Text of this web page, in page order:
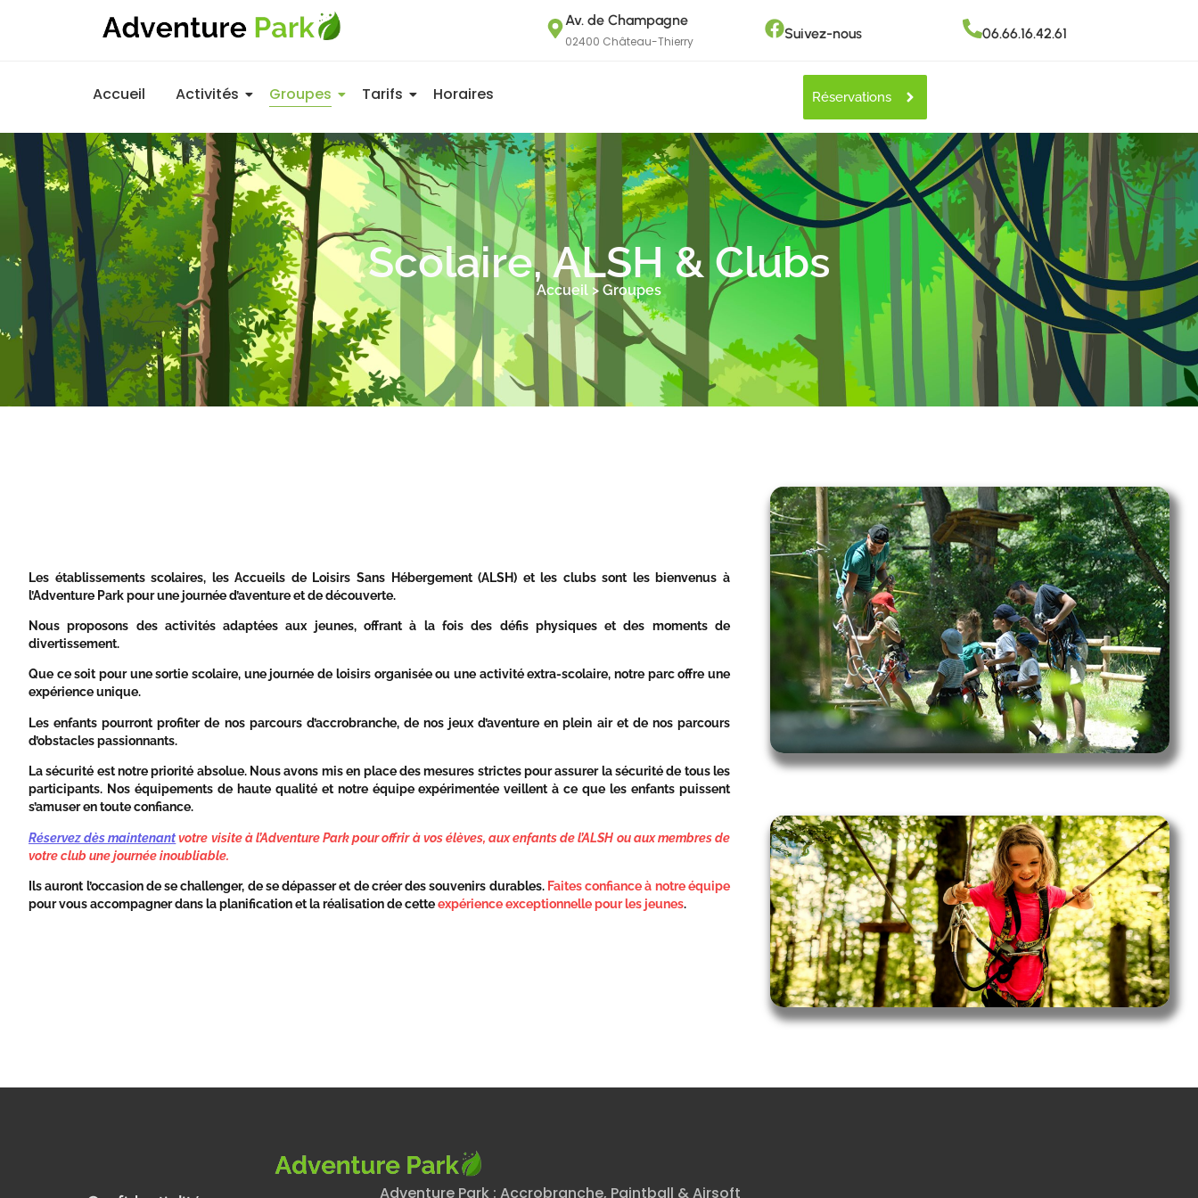
Av. de Champagne
02400 Château-Thierry Suivez-nous 06.66.16.42.61
Accueil Activités Groupes Tarifs Horaires Réservations
Scolaire, ALSH & Clubs
Accueil > Groupes
Les établissements scolaires, les Accueils de Loisirs Sans Hébergement (ALSH) et les clubs sont les bienvenus à
l’Adventure Park pour une journée d’aventure et de découverte.
Nous proposons des activités adaptées aux jeunes, offrant à la fois des défis physiques et des moments de
divertissement.
Que ce soit pour une sortie scolaire, une journée de loisirs organisée ou une activité extra-scolaire, notre parc offre une
expérience unique.
Les enfants pourront profiter de nos parcours d’accrobranche, de nos jeux d’aventure en plein air et de nos parcours
d’obstacles passionnants.
La sécurité est notre priorité absolue. Nous avons mis en place des mesures strictes pour assurer la sécurité de tous les
participants. Nos équipements de haute qualité et notre équipe expérimentée veillent à ce que les enfants puissent
s’amuser en toute confiance.
Réservez dès maintenantvotre visite à l’Adventure Park pour offrir à vos élèves, aux enfants de l’ALSH ou aux membres de
votre club une journée inoubliable.
Ils auront l’occasion de se challenger, de se dépasser et de créer des souvenirs durables. Faites confiance à notre équipe
pour vous accompagner dans la planification et la réalisation de cetteexpérience exceptionnelle pour les jeunes.
Adventure Park : Accrobranche, Paintball & Airsoft